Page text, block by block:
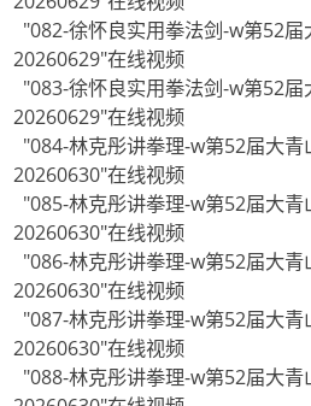
"082-徐怀良实用拳法剑-w第52
20260629"在线视频
"083-徐怀良实用拳法剑-w第52
20260629"在线视频
"084-林克彤讲拳理-w第52届大
20260630"在线视频
"085-林克彤讲拳理-w第52届大
20260630"在线视频
"086-林克彤讲拳理-w第52届大
20260630"在线视频
"087-林克彤讲拳理-w第52届大
20260630"在线视频
"088-林克彤讲拳理-w第52届大